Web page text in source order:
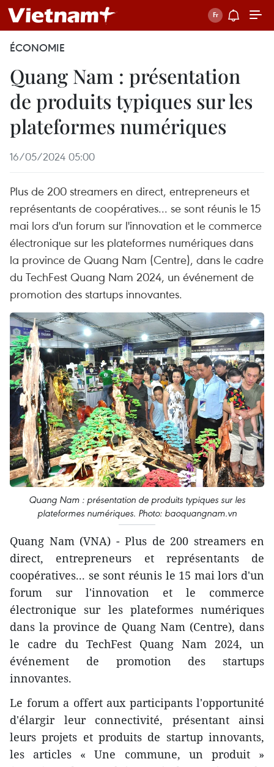
ÉCONOMIE
Quang Nam : présentation
de produits typiques sur les
plateformes numériques
16/05/2024 05:00
Plus de 200 streamers en direct, entrepreneurs et
représentants de coopératives... se sont réunis le 15
mai lors d'un forum sur l'innovation et le commerce
électronique sur les plateformes numériques dans
la province de Quang Nam (Centre), dans le cadre
du TechFest Quang Nam 2024, un événement de
promotion des startups innovantes.
Quang Nam : présentation de produits typiques sur les
plateformes numériques. Photo: baoquangnam.vn
Quang Nam (VNA) - Plus de 200 streamers en
direct, entrepreneurs et représentants de
coopératives... se sont réunis le 15 mai lors d'un
forum sur l'innovation et le commerce
électronique sur les plateformes numériques
dans la province de Quang Nam (Centre), dans
le cadre du TechFest Quang Nam 2024, un
événement de promotion des startups
innovantes.
Le forum a offert aux participants l'opportunité
d'élargir leur connectivité, présentant ainsi
leurs projets et produits de startup innovants,
les articles « Une commune, un produit »